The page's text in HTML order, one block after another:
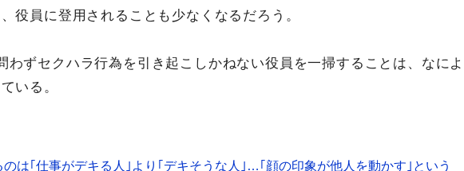
役員に登用されることも少なくなるだろう。
わずセクハラ行為を引き起こしかねない役員を一掃することは、なによ
いる。
は｢仕事がデキる人｣より｢デキそうな人｣…｢顔の印象が他人を動かす｣という